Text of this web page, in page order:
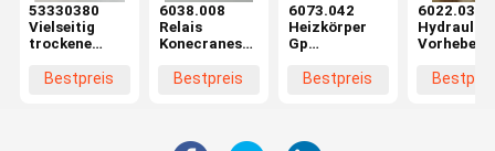
53330380
Vielseitig
trockene
Konecranes
Bestpreis
6038.008
Relais
Konecranes
Staplerteile
Bestpreis
6073.042
Heizkörper
Gp
Konecranes
Bestpreis
6022.037
Vorhebe